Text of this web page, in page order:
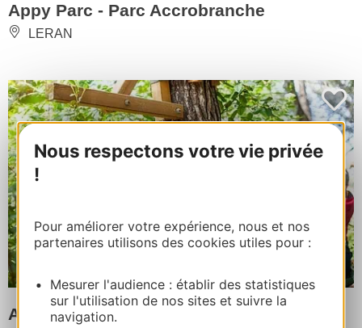
Nous respectons votre vie privée
!
Pour améliorer votre expérience, nous et nos
partenaires utilisons des cookies utiles pour :
Mesurer l'audience : établir des statistiques
sur l'utilisation de nos sites et suivre la
navigation.
Appy Parc - Parc Accrobranche
LERAN
Aqua Forest - Baumklettern